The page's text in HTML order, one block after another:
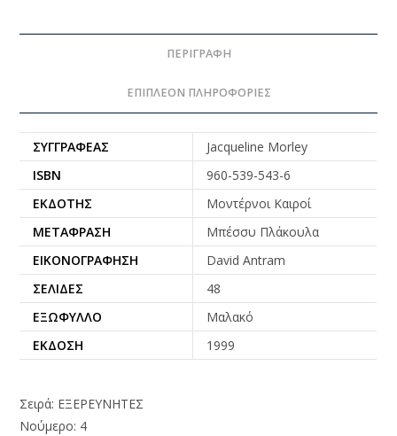
ΠΕΡΙΓΡΑΦΉ
ΕΠΙΠΛΈΟΝ ΠΛΗΡΟΦΟΡΊΕΣ
ΣΥΓΓΡΑΦΈΑΣ
Jacqueline Morley
ISBN
960-539-543-6
ΕΚΔΌΤΗΣ
Μοντέρνοι Καιροί
ΜΕΤΆΦΡΑΣΗ
Μπέσσυ Πλάκουλα
ΕΙΚΟΝΟΓΡΆΦΗΣΗ
David Antram
ΣΕΛΊΔΕΣ
48
ΕΞΏΦΥΛΛΟ
Μαλακό
ΈΚΔΟΣΗ
1999
Σειρά: ΕΞΕΡΕΥΝΗΤΕΣ
Νούμερο: 4